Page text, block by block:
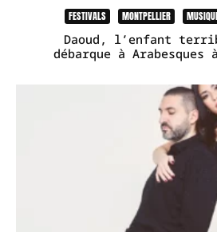
FESTIVALS MONTPELLIER
Daoud, l’enfant
débarque à